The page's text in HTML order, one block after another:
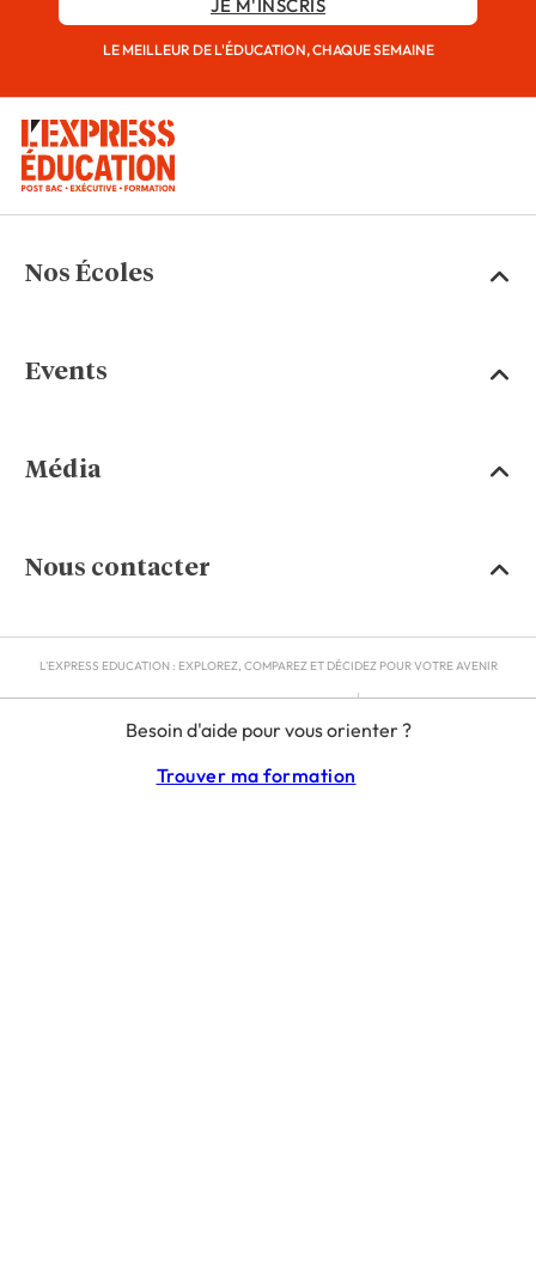
Besoin d'aide pour vous orienter ?
Trouver ma formation
JE M'INSCRIS
LE MEILLEUR DE L'ÉDUCATION, CHAQUE SEMAINE
Nos Écoles
Events
Média
Nous contacter
L'EXPRESS EDUCATION : EXPLOREZ, COMPAREZ ET DÉCIDEZ POUR VOTRE AVENIR
RGPD